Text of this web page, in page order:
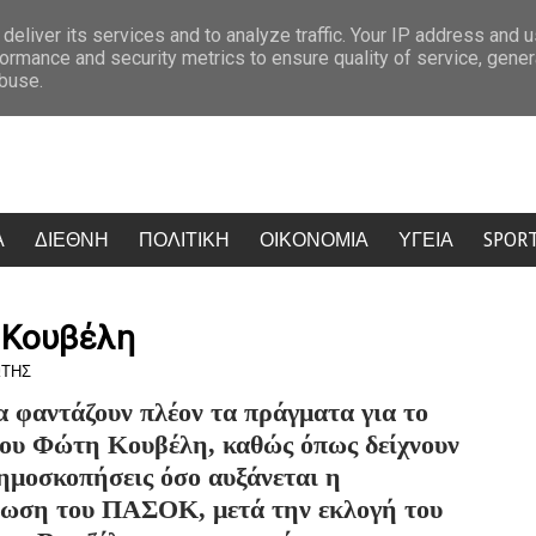
της Η Μύκονος πήρε φωτιά: Κίντμαν, Σαλντάνα και Κέιτι Πέρι
ΔΙΕΘΝΗ ΠΟΛΙΤΙΚΗ ΟΙΚΟΝΟΜΙΑ ΥΓΕΙΑ
φαντάζουν πλέον τα πράγματα για το
Φώτη Κουβέλη, καθώς όπως δείχνουν
όσο αυξάνεται η
του ΠΑΣΟΚ, μετά την εκλογή του
its services and to analyze traffic. Your IP address and
and security metrics to ensure quality of service,